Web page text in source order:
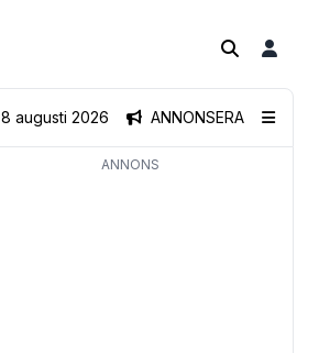
ANNONSERA
8 augusti 2026
ANNONS